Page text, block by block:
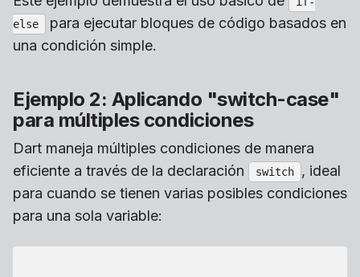
else
para ejecutar bloques de código basados en
una condición simple.
Ejemplo 2: Aplicando "switch-case"
para múltiples condiciones
Dart maneja múltiples condiciones de manera
eficiente a través de la declaración
switch
, ideal
para cuando se tienen varias posibles condiciones
para una sola variable: